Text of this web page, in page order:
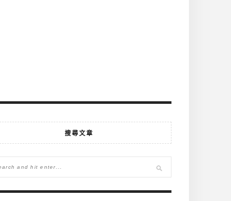
搜尋文章